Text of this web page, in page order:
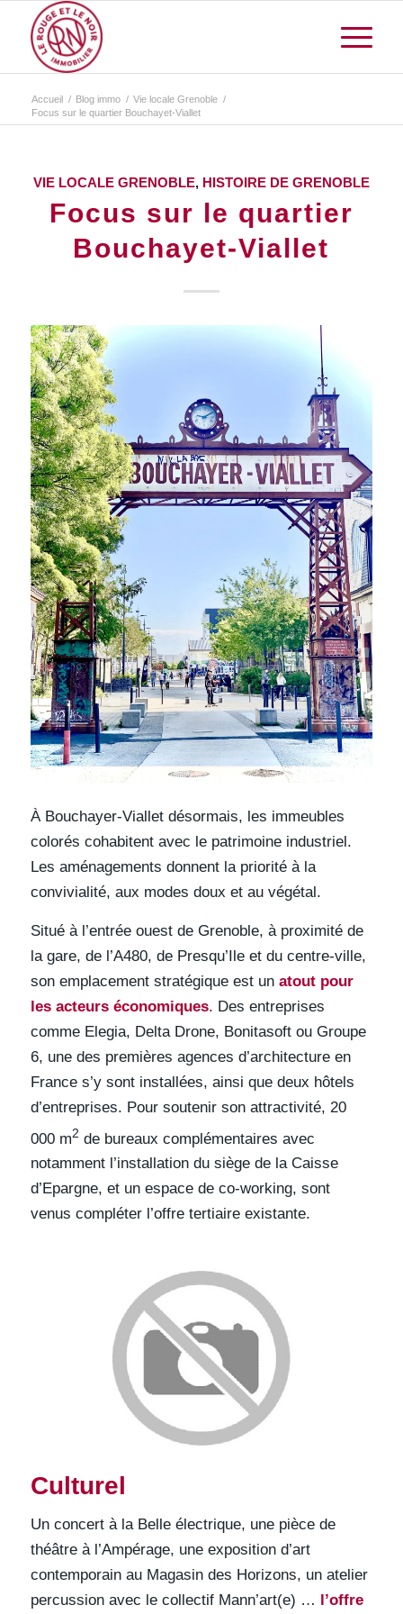
Accueil / Blog immo / Vie locale Grenoble /
Focus sur le quartier Bouchayet-Viallet
VIE LOCALE GRENOBLE, HISTOIRE DE GRENOBLE
Focus sur le quartier
Bouchayet-Viallet
À Bouchayer-Viallet désormais, les immeubles
colorés cohabitent avec le patrimoine industriel.
Les aménagements donnent la priorité à la
convivialité, aux modes doux et au végétal.
Situé à l’entrée ouest de Grenoble, à proximité de
la gare, de l’A480, de Presqu’Ile et du centre-ville,
son emplacement stratégique est un atout pour
les acteurs économiques. Des entreprises
comme Elegia, Delta Drone, Bonitasoft ou Groupe
6, une des premières agences d’architecture en
France s’y sont installées, ainsi que deux hôtels
d’entreprises. Pour soutenir son attractivité, 20
000 m2 de bureaux complémentaires avec
notamment l’installation du siège de la Caisse
d’Epargne, et un espace de co-working, sont
venus compléter l’offre tertiaire existante.
Culturel
Un concert à la Belle électrique, une pièce de
théâtre à l’Ampérage, une exposition d’art
contemporain au Magasin des Horizons, un atelier
percussion avec le collectif Mann’art(e) … l’offre